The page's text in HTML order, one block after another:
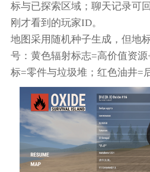
标与已探索区域；聊天记录可
刚才看到的玩家ID。
地图采用随机种子生成，但地
号：黄色辐射标志=高价值资
标=零件与垃圾堆；红色油井=